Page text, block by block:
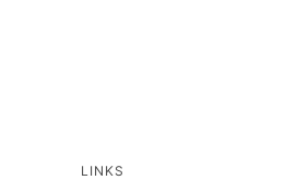
LINKS